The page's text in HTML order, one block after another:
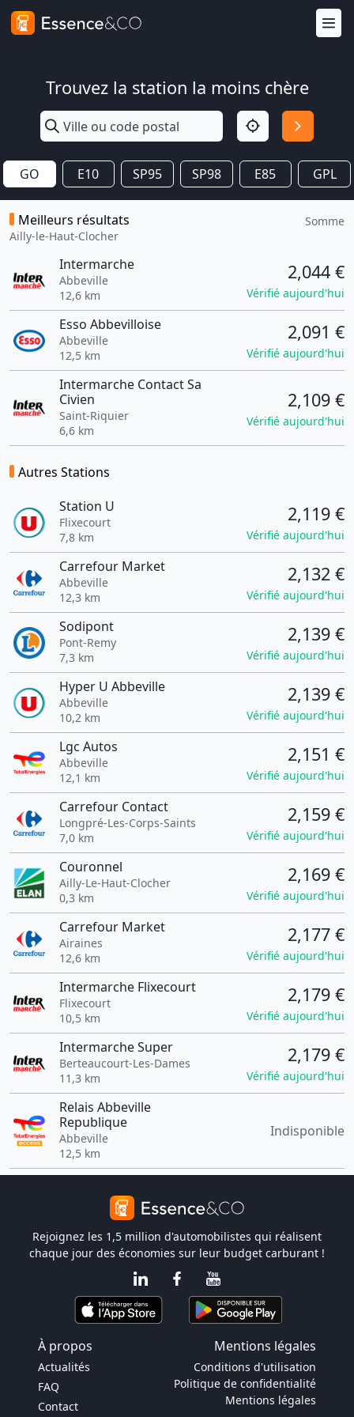
Trouvez la station la moins chère
GO E10 SP95 SP98 E85 GPL
Meilleurs résultats
Ailly-le-Haut-Clocher
Somme
Intermarche
Abbeville
12,6 km
2,044 €
Vérifié aujourd'hui
Esso Abbevilloise
Abbeville
12,5 km
2,091 €
Vérifié aujourd'hui
Intermarche Contact Sa
Civien
Saint-Riquier
6,6 km
2,109 €
Vérifié aujourd'hui
Autres Stations
Station U
Flixecourt
7,8 km
2,119 €
Vérifié aujourd'hui
Carrefour Market
Abbeville
12,3 km
2,132 €
Vérifié aujourd'hui
Sodipont
Pont-Remy
7,3 km
2,139 €
Vérifié aujourd'hui
Hyper U Abbeville
Abbeville
10,2 km
2,139 €
Vérifié aujourd'hui
Lgc Autos
Abbeville
12,1 km
2,151 €
Vérifié aujourd'hui
Carrefour Contact
Longpré-Les-Corps-Saints
7,0 km
2,159 €
Vérifié aujourd'hui
Couronnel
Ailly-Le-Haut-Clocher
0,3 km
2,169 €
Vérifié aujourd'hui
Carrefour Market
Airaines
12,6 km
2,177 €
Vérifié aujourd'hui
Intermarche Flixecourt
Flixecourt
10,5 km
2,179 €
Vérifié aujourd'hui
Intermarche Super
Berteaucourt-Les-Dames
11,3 km
2,179 €
Vérifié aujourd'hui
Relais Abbeville
Republique
Abbeville
12,5 km
Indisponible
Rejoignez les 1,5 million d'automobilistes qui réalisent
chaque jour des économies sur leur budget carburant !
À propos Mentions légales
Actualités
FAQ
Contact
Conditions d'utilisation
Politique de confidentialité
Mentions légales